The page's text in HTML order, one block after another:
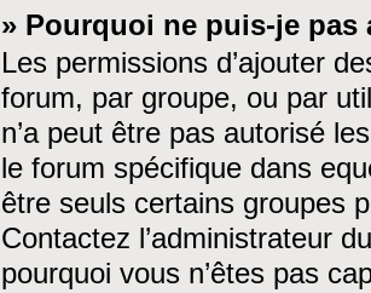
» Pourquoi ne puis-je
Les permissions d’ajouter
forum, par groupe, ou par
n’a peut être pas autorisé
le forum spécifique dans
être seuls certains groupes
Contactez l’administrateur
pourquoi vous n’êtes pas